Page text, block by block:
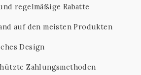
regelmäßige Rabatte
auf den meisten Produkten
Design
Zahlungsmethoden